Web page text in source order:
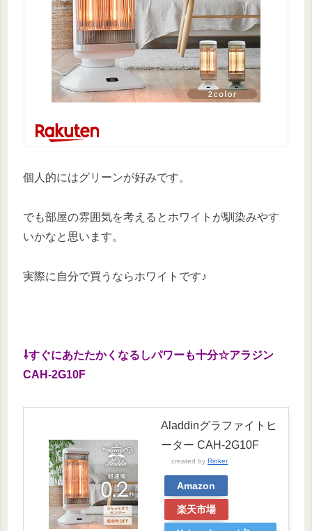
個人的にはグリーンが好みです。
でも部屋の雰囲気を考えるとホワイトが馴染みやす
いかなと思います。
実際に自分で買うならホワイトです♪
⇩すぐにあたたかくなるしパワーも十分☆アラジン
CAH-2G10F
Aladdinグラファイトヒ
ーター CAH-2G10F
created by Rinker
Amazon
楽天市場